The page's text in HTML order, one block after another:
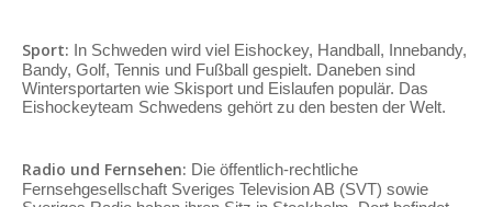
Sport: In Schweden wird viel Eishockey, Handball, Innebandy,
Bandy, Golf, Tennis und Fußball gespielt. Daneben sind
Wintersportarten wie Skisport und Eislaufen populär. Das
Eishockeyteam Schwedens gehört zu den besten der Welt.
Radio und Fernsehen: Die öffentlich-rechtliche
Fernsehgesellschaft Sveriges Television AB (SVT) sowie